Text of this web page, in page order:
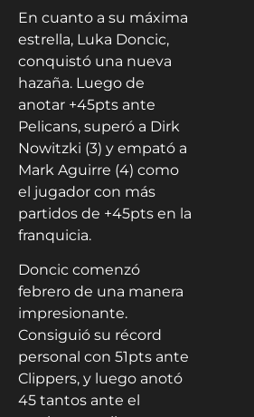
En cuanto a su máxima
estrella, Luka Doncic,
conquistó una nueva
hazaña. Luego de
anotar +45pts ante
Pelicans, superó a Dirk
Nowitzki (3) y empató a
Mark Aguirre (4) como
el jugador con más
partidos de +45pts en la
franquicia.
Doncic comenzó
febrero de una manera
impresionante.
Consiguió su récord
personal con 51pts ante
Clippers, y luego anotó
45 tantos ante el